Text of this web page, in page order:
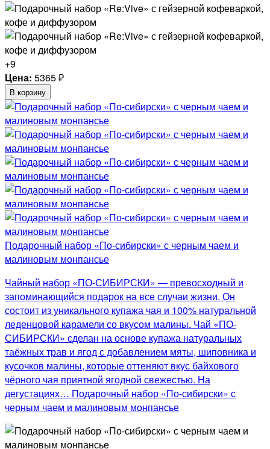
+9
Цена: 5365₽
В корзину
Подарочный набор «По-сибирски» с черным чаем и
малиновым монпансье
Чайный набор «ПО-СИБИРСКИ» — превосходный и
запоминающийся подарок на все случаи жизни. Он
состоит из уникального купажа чая и 100% натуральной
леденцовой карамели со вкусом малины. Чай «ПО-
СИБИРСКИ» сделан на основе купажа натуральных
таёжных трав и ягод с добавлением мяты, шиповника и
кусочков малины, которые оттеняют вкус байхового
чёрного чая приятной ягодной свежестью. На
дегустациях… Подарочный набор «По-сибирски» с
черным чаем и малиновым монпансье